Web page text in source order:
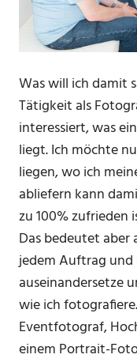
Was will ich damit
Tätigkeit als
interessiert, was
liegt. Ich möchte
liegen, wo ich
abliefern kann
zu 100% zufrieden
Das bedeutet aber
jedem Auftrag
auseinandersetze
wie ich
Eventfotograf,
einem Portrait-